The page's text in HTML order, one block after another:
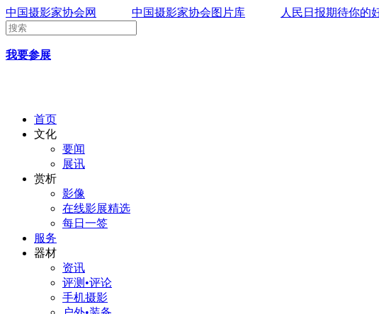
中国摄影家协会网 中国摄影家协会图片库 人民日报期待你的
我要参展
首页
文化
要闻
展讯
赏析
影像
在线影展精选
每日一签
服务
器材
资讯
评测•评论
手机摄影